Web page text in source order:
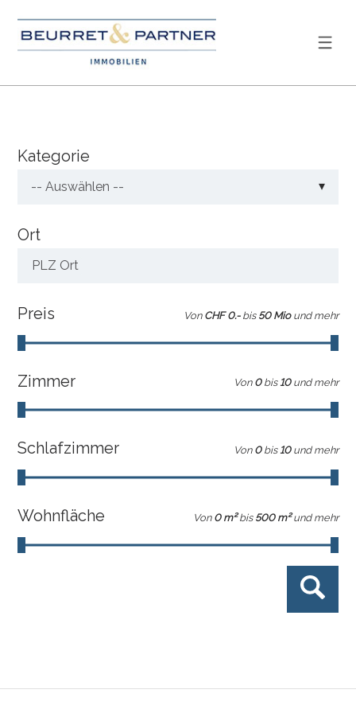
Kategorie
-- Auswählen --
Ort
PLZ Ort
Preis Von CHF 0.- bis 50 Mio und mehr
Zimmer Von 0 bis 10 und mehr
Schlafzimmer Von 0 bis 10 und mehr
Wohnfläche Von 0 m² bis 500 m² und mehr